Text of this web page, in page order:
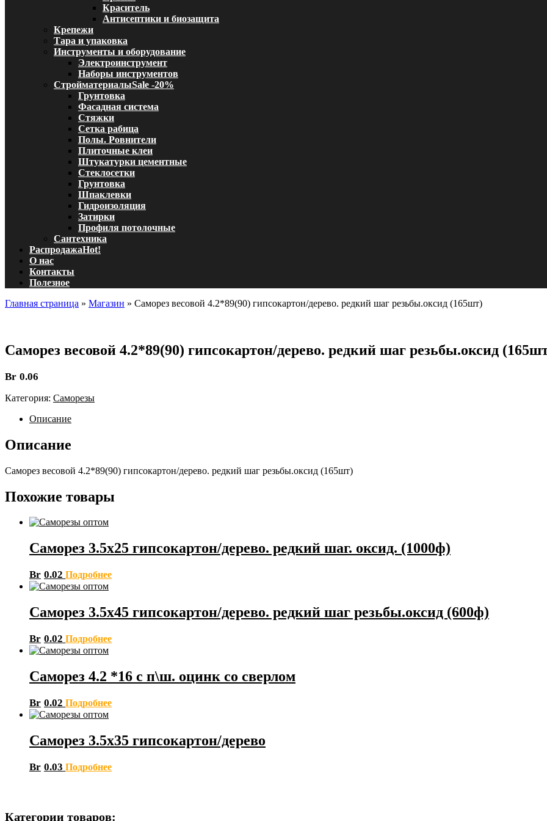
Краситель
Антисептики и биозащита
Крепежи
Тара и упаковка
Инструменты и оборудование
Электроинструмент
Наборы инструментов
СтройматериалыSale -20%
Грунтовка
Фасадная система
Стяжки
Сетка рабица
Полы. Ровнители
Плиточные клеи
Штукатурки цементные
Стеклосетки
Грунтовка
Шпаклевки
Гидроизоляция
Затирки
Профиля потолочные
Сантехника
РаспродажаHot!
О нас
Контакты
Полезное
Главная страница » Магазин » Саморез весовой 4.2*89(90) гипсокартон/дерево. редкий шаг резьбы.оксид (165шт)
Саморез весовой 4.2*89(90) гипсокартон/дерево. редкий шаг резьбы.оксид
Br 0.06
Категория: Саморезы
Описание
Описание
Саморез весовой 4.2*89(90) гипсокартон/дерево. редкий шаг резьбы.оксид (165шт)
Похожие товары
Саморез 3.5х25 гипсокартон/дерево. редкий шаг. оксид. (1000ф)
Br 0.02 Подробнее
Саморез 3.5х45 гипсокартон/дерево. редкий шаг резьбы.оксид (600ф)
Br 0.02 Подробнее
Саморез 4.2 *16 с п\ш. оцинк со сверлом
Br 0.02 Подробнее
Саморез 3.5х35 гипсокартон/дерево
Br 0.03 Подробнее
Категории товаров: